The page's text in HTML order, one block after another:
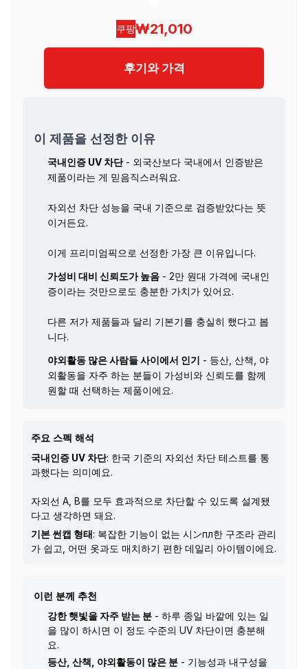
쿠팡₩21,010
후기와 가격
이 제품을 선정한 이유
국내인증 UV 차단- 외국산보다 국내에서 인증받은
제품이라는 게 믿음직스러워요.
자외선 차단 성능을 국내 기준으로 검증받았다는 뜻
이거든요.
이게 프리미엄픽으로 선정한 가장 큰 이유입니다.
가성비 대비 신뢰도가 높음 - 2만 원대 가격에 국내인
증이라는 것만으로도 충분한 가치가 있어요.
다른 저가 제품들과 달리 기본기를 충실히 했다고 봅
니다.
야외활동 많은 사람들 사이에서 인기 - 등산, 산책, 야
외활동을 자주 하는 분들이 가성비와 신뢰도를 함께
원할 때 선택하는 제품이에요.
주요 스펙 해석
국내인증 UV 차단: 한국 기준의 자외선 차단 테스트를 통
과했다는 의미예요.
자외선 A, B를 모두 효과적으로 차단할 수 있도록 설계됐
다고 생각하면 돼요.
기본 썬캡 형태 : 복잡한 기능이 없는 시ンпл한 구조라 관리
가 쉽고, 어떤 옷과도 매치하기 편한 데일리 아이템이에요.
이런 분께 추천
강한 햇빛을 자주 받는 분 - 하루 종일 바깥에 있는 일
을 많이 하시면 이 정도 수준의 UV 차단이면 충분해
요.
등산, 산책, 야외활동이 많은 분 - 기능성과 내구성을